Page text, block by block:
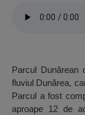
Parcul Dunărean
fluviul Dunărea,
Parcul a fost
aproape 12 de